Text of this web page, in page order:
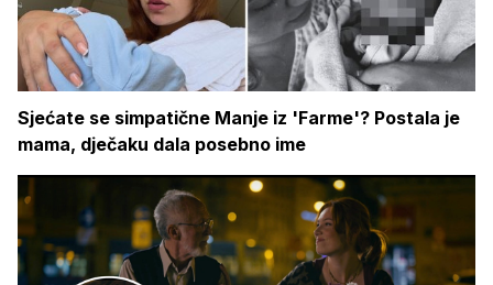
Sjećate se simpatične Manje iz 'Farme'? Postala je
mama, dječaku dala posebno ime